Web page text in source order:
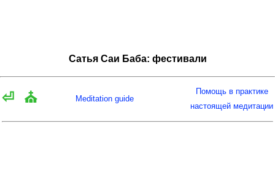
Сатья Саи Баба: фестивали
⏎ ⛪ Meditation guide
Помощь в практике
настоящей медитации